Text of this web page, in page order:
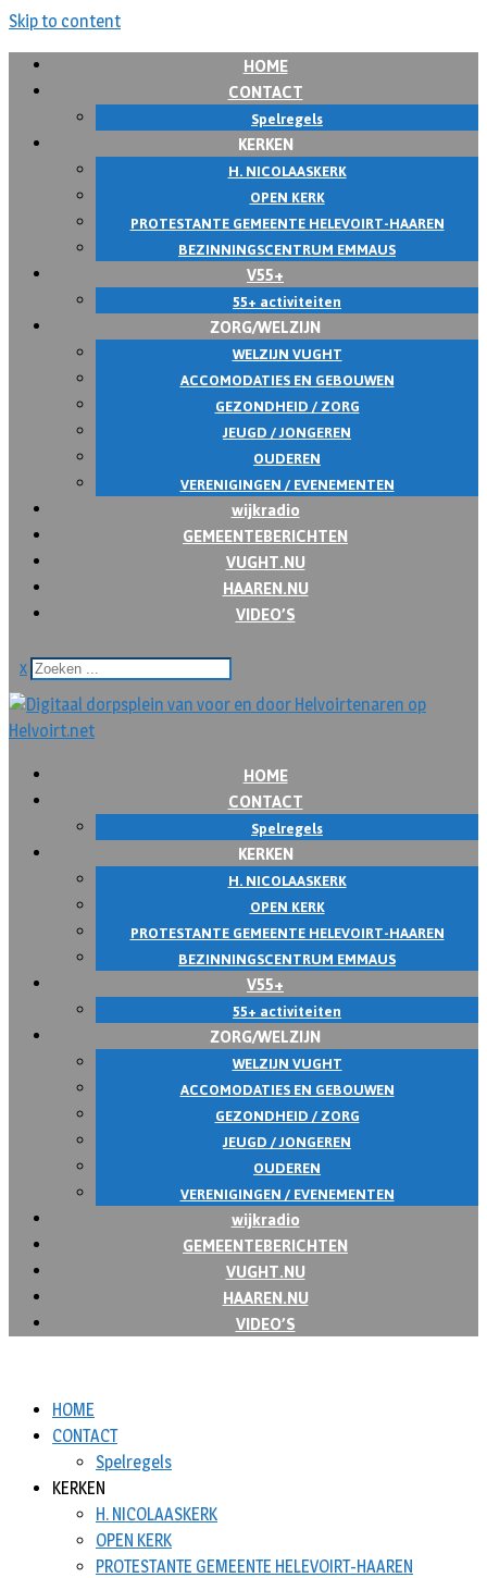
Skip to content
HOME
CONTACT
Spelregels
KERKEN
H. NICOLAASKERK
OPEN KERK
PROTESTANTE GEMEENTE HELEVOIRT-HAAREN
BEZINNINGSCENTRUM EMMAUS
V55+
55+ activiteiten
ZORG/WELZIJN
WELZIJN VUGHT
ACCOMODATIES EN GEBOUWEN
GEZONDHEID / ZORG
JEUGD / JONGEREN
OUDEREN
VERENIGINGEN / EVENEMENTEN
wijkradio
GEMEENTEBERICHTEN
VUGHT.NU
HAAREN.NU
VIDEO’S
x
HOME
CONTACT
Spelregels
KERKEN
H. NICOLAASKERK
OPEN KERK
PROTESTANTE GEMEENTE HELEVOIRT-HAAREN
BEZINNINGSCENTRUM EMMAUS
V55+
55+ activiteiten
ZORG/WELZIJN
WELZIJN VUGHT
ACCOMODATIES EN GEBOUWEN
GEZONDHEID / ZORG
JEUGD / JONGEREN
OUDEREN
VERENIGINGEN / EVENEMENTEN
wijkradio
GEMEENTEBERICHTEN
VUGHT.NU
HAAREN.NU
VIDEO’S
HOME
CONTACT
Spelregels
KERKEN
H. NICOLAASKERK
OPEN KERK
PROTESTANTE GEMEENTE HELEVOIRT-HAAREN